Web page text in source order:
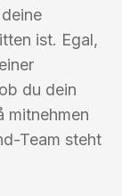
ist. Egal,
du dein
mitnehmen
Team steht